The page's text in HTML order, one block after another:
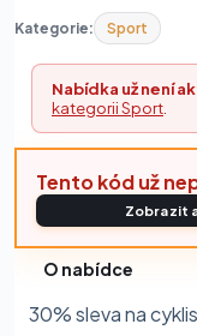
Kategorie: Sport
Nabídka už není
kategorii Sport
Tento kód už
Zobrazit
O nabídce
30% sleva na